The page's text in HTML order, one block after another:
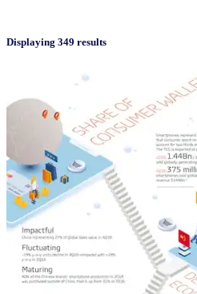
Displaying 349 results